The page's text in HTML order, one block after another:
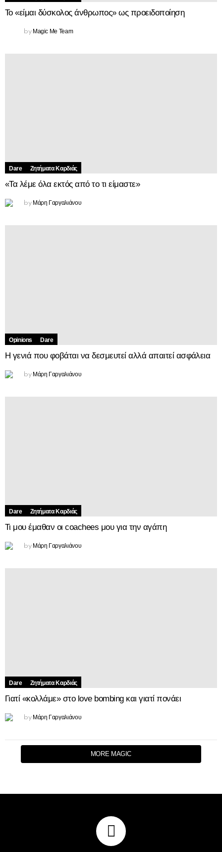
Το «είμαι δύσκολος άνθρωπος» ως προειδοποίηση
by Magic Me Team
Dare Ζητήματα Kαρδιάς
«Τα λέμε όλα εκτός από το τι είμαστε»
by Μάρη Γαργαλιάνου
Opinions Dare
Η γενιά που φοβάται να δεσμευτεί αλλά απαιτεί ασφάλεια
by Μάρη Γαργαλιάνου
Dare Ζητήματα Kαρδιάς
Τι μου έμαθαν οι coachees μου για την αγάπη
by Μάρη Γαργαλιάνου
Dare Ζητήματα Kαρδιάς
Γιατί «κολλάμε» στο love bombing και γιατί πονάει
by Μάρη Γαργαλιάνου
MORE MAGIC